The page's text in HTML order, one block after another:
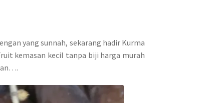
yang sunnah, sekarang hadir Kurma
kemasan kecil tanpa biji harga murah